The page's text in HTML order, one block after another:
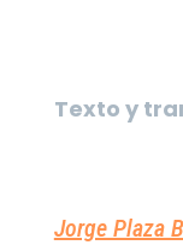
Texto y
Jorge Plaza